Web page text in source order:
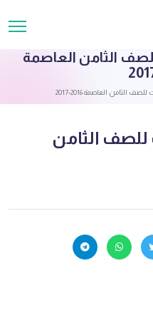
الثامن العاصمة
الثامن العاصمة 2016-2017
للصف الثامن